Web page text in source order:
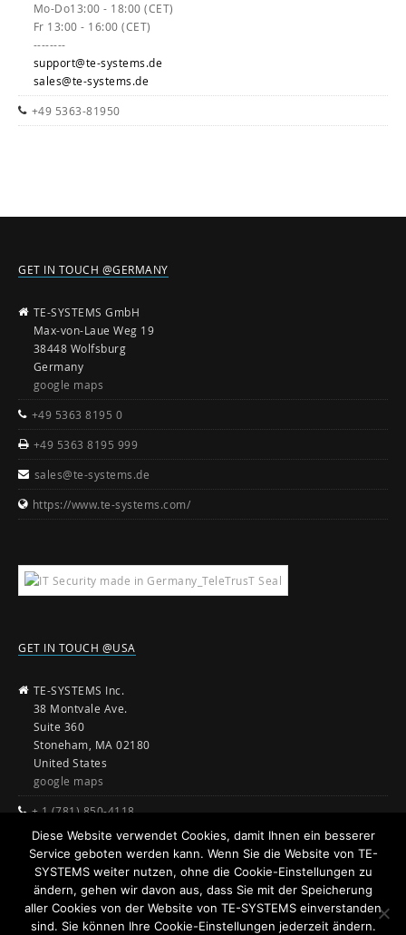
Mo-Do13:00 - 18:00 (CET)
Fr 13:00 - 16:00 (CET)
--------
support@te-systems.de
sales@te-systems.de
+49 5363-81950
GET IN TOUCH @GERMANY
TE-SYSTEMS GmbH
Max-von-Laue Weg 19
38448 Wolfsburg
Germany
google maps
+49 5363 8195 0
+49 5363 8195 999
sales@te-systems.de
https://www.te-systems.com/
GET IN TOUCH @USA
TE-SYSTEMS Inc.
38 Montvale Ave.
Suite 360
Stoneham, MA 02180
United States
google maps
+ 1 (781) 850-4118
sales@te-systems.com
www.te-systems.com
Diese Website verwendet Cookies, damit Ihnen ein besserer
Service geboten werden kann. Wenn Sie die Website von TE-
SYSTEMS weiter nutzen, ohne die Cookie-Einstellungen zu
ändern, gehen wir davon aus, dass Sie mit der Speicherung
aller Cookies von der Website von TE-SYSTEMS einverstanden
sind. Sie können Ihre Cookie-Einstellungen jederzeit ändern.